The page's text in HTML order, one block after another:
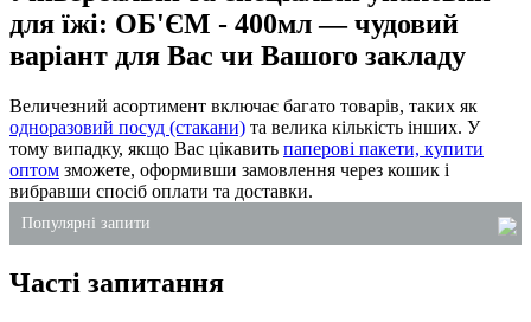
для їжі: ОБ'ЄМ - 400мл — чудовий
варіант для Вас чи Вашого закладу
Величезний асортимент включає багато товарів, таких як
одноразовий посуд (стакани) та велика кількість інших. У
тому випадку, якщо Вас цікавить паперові пакети, купити
оптом зможете, оформивши замовлення через кошик і
вибравши спосіб оплати та доставки.
Популярні запити
каталог господарських товарів
Часті запитання